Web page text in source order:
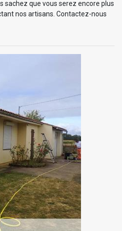
sachez que vous serez encore plus
nos artisans. Contactez-nous